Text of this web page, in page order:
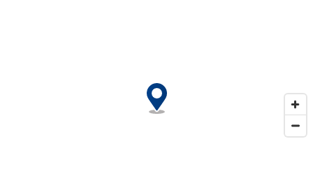
alquiler de coches, asistencia médica, servicio de habitaciones,
servicio despertador, lavandería y servicio de botones. En la zona